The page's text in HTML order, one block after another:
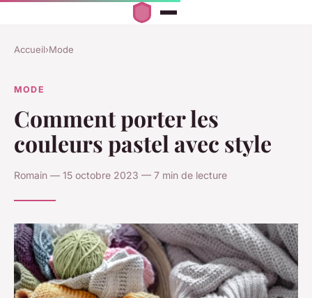
Accueil›Mode
MODE
Comment porter les
couleurs pastel avec style
Romain — 15 octobre 2023 — 7 min de lecture